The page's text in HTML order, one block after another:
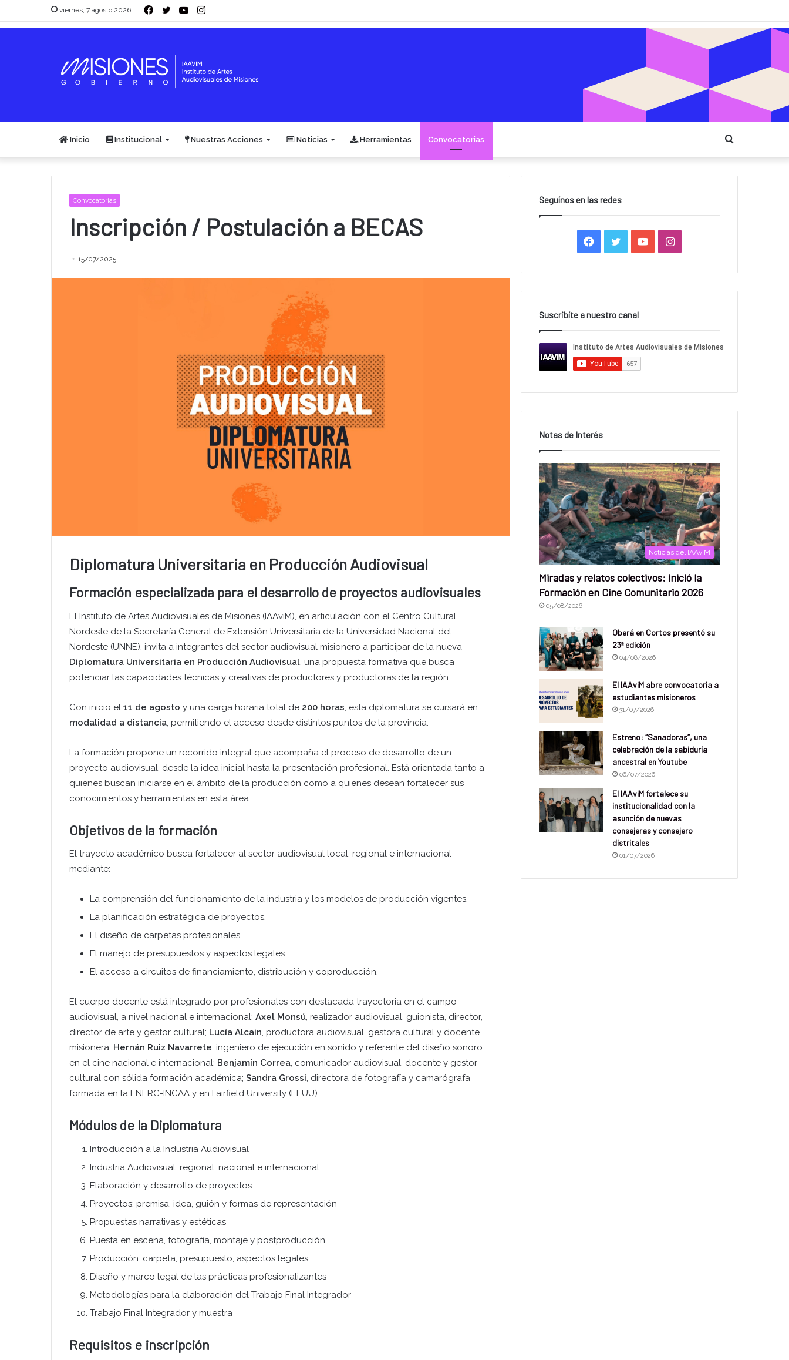
viernes, 7 agosto 2026 Facebook
TwitterYouTubeInstagram
Inicio Institucional Nuestras Acciones Noticias Herramientas Convocatorias
Convocatorias
Inscripción / Postulación a BECAS
15/07/2025
Diplomatura Universitaria en Producción Audiovisual
Formación especializada para el desarrollo de proyectos audiovisuales
El Instituto de Artes Audiovisuales de Misiones (IAAviM), en articulación con el Centro Cultural
Nordeste de la Secretaría General de Extensión Universitaria de la Universidad Nacional del
Nordeste (UNNE), invita a integrantes del sector audiovisual misionero a participar de la nueva
Diplomatura Universitaria en Producción Audiovisual , una propuesta formativa que busca
potenciar las capacidades técnicas y creativas de productores y productoras de la región.
Con inicio el 11 de agosto y una carga horaria total de 200 horas , esta diplomatura se cursará en
modalidad a distancia , permitiendo el acceso desde distintos puntos de la provincia.
La formación propone un recorrido integral que acompaña el proceso de desarrollo de un
proyecto audiovisual, desde la idea inicial hasta la presentación profesional. Está orientada tanto a
quienes buscan iniciarse en el ámbito de la producción como a quienes desean fortalecer sus
conocimientos y herramientas en esta área.
Objetivos de la formación
El trayecto académico busca fortalecer al sector audiovisual local, regional e internacional
mediante:
La comprensión del funcionamiento de la industria y los modelos de producción vigentes.
La planificación estratégica de proyectos.
El diseño de carpetas profesionales.
El manejo de presupuestos y aspectos legales.
El acceso a circuitos de financiamiento, distribución y coproducción.
El cuerpo docente está integrado por profesionales con destacada trayectoria en el campo
audiovisual, a nivel nacional e internacional: Axel Monsú, realizador audiovisual, guionista, director,
director de arte y gestor cultural; Lucía Alcain, productora audiovisual, gestora cultural y docente
misionera; Hernán Ruiz Navarrete, ingeniero de ejecución en sonido y referente del diseño sonoro
en el cine nacional e internacional; Benjamín Correa, comunicador audiovisual, docente y gestor
cultural con sólida formación académica; Sandra Grossi, directora de fotografía y camarógrafa
formada en la ENERC-INCAA y en Fairfield University (EEUU).
Módulos de la Diplomatura
Introducción a la Industria Audiovisual
Industria Audiovisual: regional, nacional e internacional
Elaboración y desarrollo de proyectos
Proyectos: premisa, idea, guión y formas de representación
Propuestas narrativas y estéticas
Puesta en escena, fotografía, montaje y postproducción
Producción: carpeta, presupuesto, aspectos legales
Diseño y marco legal de las prácticas profesionalizantes
Metodologías para la elaboración del Trabajo Final Integrador
Trabajo Final Integrador y muestra
Requisitos e inscripción
Seguínos en las redes
Facebook
TwitterYouTubeInstagram
Suscribíte a nuestro canal
Notas de Interés
Noticias del IAAviM
Miradas y relatos colectivos: inició la
Formación en Cine Comunitario 2026
05/08/2026
Oberá en Cortos presentó su
23ª edición
04/08/2026
El IAAviM abre convocatoria a
estudiantes misioneros
31/07/2026
Estreno: “Sanadoras”, una
celebración de la sabiduría
ancestral en Youtube
06/07/2026
El IAAviM fortalece su
institucionalidad con la
asunción de nuevas
consejeras y consejero
distritales
01/07/2026